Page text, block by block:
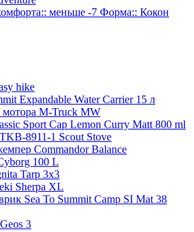
меньше -7 Форма:: Кокон
hike
Expandable Water Carrier 15 л
мотора M-Truck MW
Sport Cap Lemon Curry Matt 800 ml
8911-1 Scout Stove
Commandor Balance
100 L
Tarp 3x3
Sherpa XL
Sea To Summit Camp SI Mat 38
3